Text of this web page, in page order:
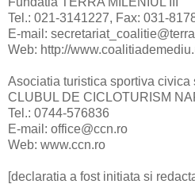
Tel.: 021-3141227, Fax: 031-
E-mail:
Web: http://
Asociatia turistica sportiva civica
CLUBUL DE CICLOTURISM
Tel.: 0744-576836
E-mail: office@ccn.ro
Web: www.ccn.ro
[declaratia a fost initiata si